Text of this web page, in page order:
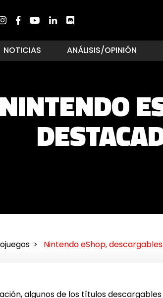
NOTICIAS ANÁLISIS/OPINIÓN
NINTENDO
Nintendo eShop,
algunos de los títulos